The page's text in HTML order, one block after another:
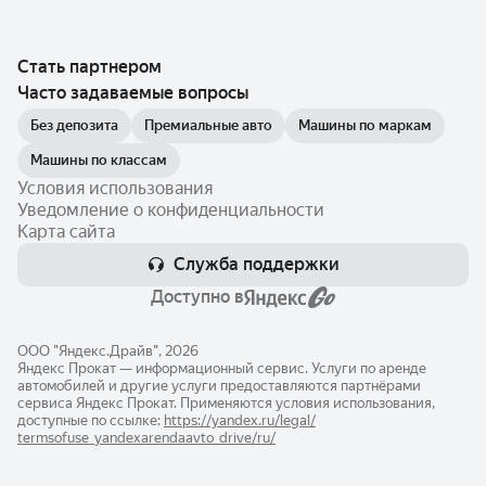
Стать партнером
Часто задаваемые вопросы
Без депозита Премиальные авто Машины по маркам
Машины по классам
Условия использования
Уведомление о конфиденциальности
Карта сайта
Служба поддержки
Доступно в
ООО "Яндекс.Драйв", 2026
Яндекс Прокат — информационный сервис. Услуги по аренде
автомобилей и другие услуги предоставляются партнёрами
сервиса Яндекс Прокат. Применяются условия использования,
доступные по ссылке: https://yandex.ru/legal/​
termsofuse_yandexarendaavto_drive/ru/